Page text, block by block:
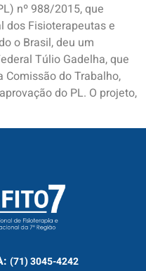
nº 988/2015, que
dos Fisioterapeutas e
o Brasil, deu um
Túlio Gadelha, que
do Trabalho,
do PL. O projeto,
(71) 3045-4242